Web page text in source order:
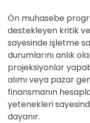
Ön muhasebe
destekleyen kritik
sayesinde işletme
durumlarını anlık
projeksiyonlar
alımı veya pazar
finansmanın
yetenekleri
dayanır.